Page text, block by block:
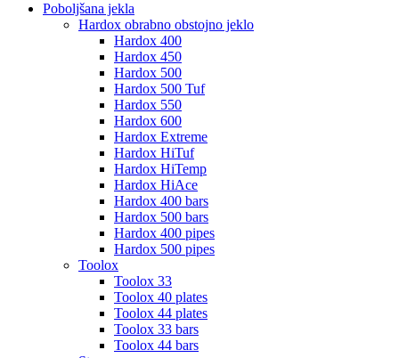
Poboljšana jekla
Hardox obrabno obstojno jeklo
Hardox 400
Hardox 450
Hardox 500
Hardox 500 Tuf
Hardox 550
Hardox 600
Hardox Extreme
Hardox HiTuf
Hardox HiTemp
Hardox HiAce
Hardox 400 bars
Hardox 500 bars
Hardox 400 pipes
Hardox 500 pipes
Toolox
Toolox 33
Toolox 40 plates
Toolox 44 plates
Toolox 33 bars
Toolox 44 bars